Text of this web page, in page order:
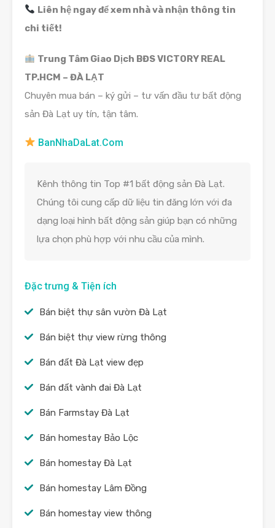
Liên hệ ngay để xem nhà và nhận thông tin
chi tiết!
Trung Tâm Giao Dịch BĐS VICTORY REAL
TP.HCM – ĐÀ LẠT
Chuyên mua bán – ký gửi – tư vấn đầu tư bất động
sản Đà Lạt uy tín, tận tâm.
BanNhaDaLat.Com
Kênh thông tin Top #1 bất động sản Đà Lạt.
Chúng tôi cung cấp dữ liệu tin đăng lớn với đa
dạng loại hình bất động sản giúp bạn có những
lựa chọn phù hợp với nhu cầu của mình.
Đặc trưng & Tiện ích
Bán biệt thự sân vườn Đà Lạt
Bán biệt thự view rừng thông
Bán đất Đà Lạt view đẹp
Bán đất vành đai Đà Lạt
Bán Farmstay Đà Lạt
Bán homestay Bảo Lộc
Bán homestay Đà Lạt
Bán homestay Lâm Đồng
Bán homestay view thông